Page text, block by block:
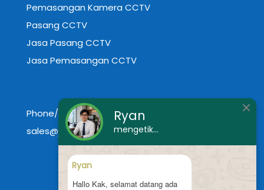
Pemasangan Kamera CCTV
Pasang CCTV
Jasa Pasang CCTV
Jasa Pemasangan CCTV
Phone/WA 0812 1111 4578
sales@jasapasangcctv.id
Ryan
mengetik...
Ryan
Hallo Kak, selamat datang ada